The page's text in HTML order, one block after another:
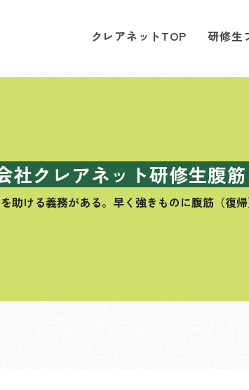
クレアネットTOP 研修生
社クレアネット研修生腹
助ける義務がある。 早く強きものに腹筋（復帰